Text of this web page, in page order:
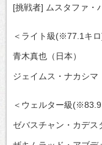
[挑戦者] ムスタファ・
＜ライト級(※77.1キ
青木真也（日本）
ジェイムス・ナカシマ
＜ウェルター級
ゼバスチャン・カデス